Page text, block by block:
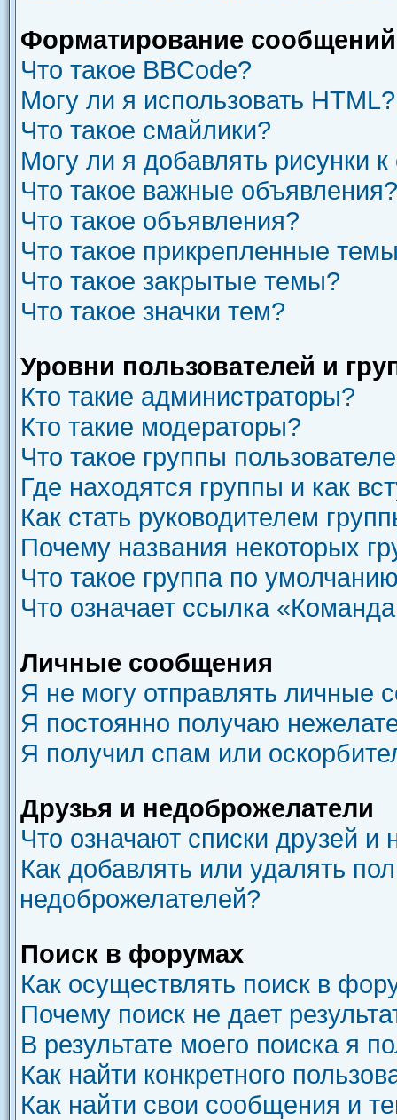
Форматирование
Что такое BBCode?
Могу ли я использовать HTML?
Что такое смайлики?
Могу ли я добавлять рисунки
Что такое важные объявления?
Что такое объявления?
Что такое прикрепленные
Что такое закрытые темы?
Что такое значки тем?
Уровни пользователей и
Кто такие администраторы?
Кто такие модераторы?
Что такое группы
Где находятся группы и как
Как стать руководителем
Почему названия некоторых
Что такое группа по
Что означает ссылка
Личные сообщения
Я не могу отправлять личные
Я постоянно получаю
Я получил спам или
Друзья и недоброжелатели
Что означают списки друзей и
Как добавлять или удалять
недоброжелателей?
Поиск в форумах
Как осуществлять поиск в
Почему поиск не дает
В результате моего поиска я
Как найти конкретного
Как найти свои сообщения и